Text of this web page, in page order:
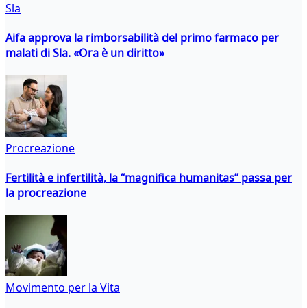
Sla
Aifa approva la rimborsabilità del primo farmaco per
malati di Sla. «Ora è un diritto»
Procreazione
Fertilità e infertilità, la “magnifica humanitas” passa per
la procreazione
Movimento per la Vita